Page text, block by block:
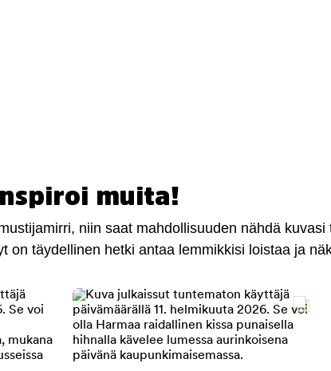
muita!
niin saat mahdollisuuden nähdä
on täydellinen hetki antaa lemmikkisi loistaa ja